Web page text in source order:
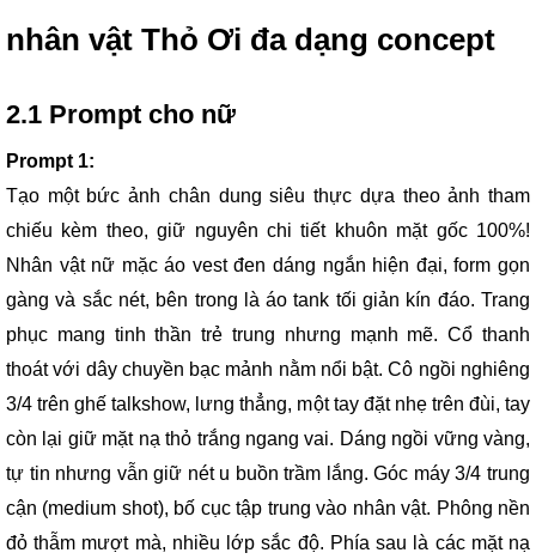
nhân vật Thỏ Ơi đa dạng concept
2.1 Prompt cho nữ
Prompt 1:
Tạo một bức ảnh chân dung siêu thực dựa theo ảnh tham
chiếu kèm theo, giữ nguyên chi tiết khuôn mặt gốc 100%!
Nhân vật nữ mặc áo vest đen dáng ngắn hiện đại, form gọn
gàng và sắc nét, bên trong là áo tank tối giản kín đáo. Trang
phục mang tinh thần trẻ trung nhưng mạnh mẽ. Cổ thanh
thoát với dây chuyền bạc mảnh nằm nổi bật. Cô ngồi nghiêng
3/4 trên ghế talkshow, lưng thẳng, một tay đặt nhẹ trên đùi, tay
còn lại giữ mặt nạ thỏ trắng ngang vai. Dáng ngồi vững vàng,
tự tin nhưng vẫn giữ nét u buồn trầm lắng. Góc máy 3/4 trung
cận (medium shot), bố cục tập trung vào nhân vật. Phông nền
đỏ thẫm mượt mà, nhiều lớp sắc độ. Phía sau là các mặt nạ